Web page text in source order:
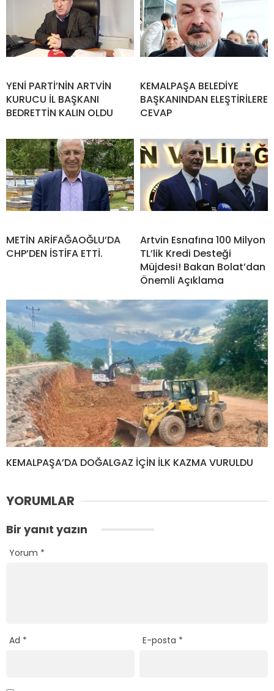
YENİ PARTİ’NİN ARTVİN
KURUCU İL BAŞKANI
BEDRETTİN KALIN OLDU
KEMALPAŞA BELEDİYE
BAŞKANINDAN ELEŞTİRİLERE
CEVAP
METİN ARİFAĞAOĞLU’DA
CHP’DEN İSTİFA ETTİ.
Artvin Esnafına 100 Milyon
TL’lik Kredi Desteği
Müjdesi! Bakan Bolat’dan
Önemli Açıklama
KEMALPAŞA’DA DOĞALGAZ İÇİN İLK KAZMA VURULDU
YORUMLAR
Bir yanıt yazın
Yorum *
Ad * E-posta *